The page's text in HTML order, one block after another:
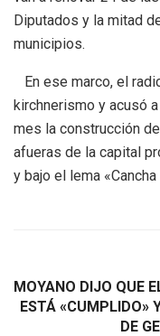
Diputados y la mitad
municipios.
En ese marco, el
kirchnerismo y acusó
mes la construcción
afueras de la capital
y bajo el lema
MOYANO DIJO QUE
ESTÁ «CUMPLIDO»
DE